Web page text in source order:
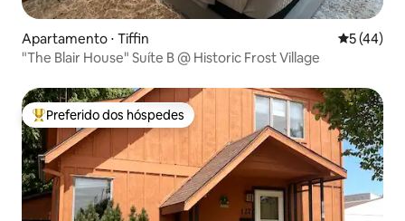
Apartamento ⋅ Tiffin 5 de uma
5 (44)
"The Blair House" Suíte B @ Historic Frost Village
Entre os melhores preferidos dos hóspedes
Preferido dos hóspedes